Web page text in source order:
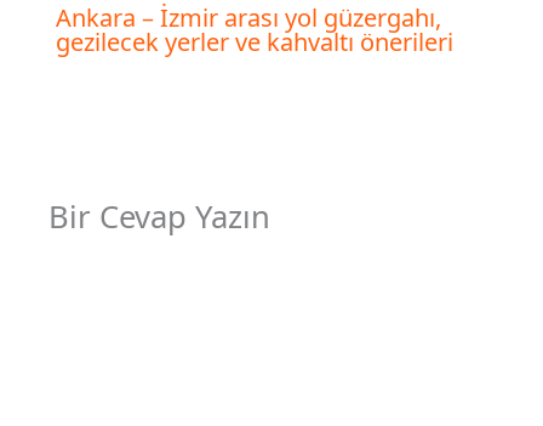
Ankara – İzmir arası yol güzergahı,
gezilecek yerler ve kahvaltı önerileri
Bir Cevap Yazın